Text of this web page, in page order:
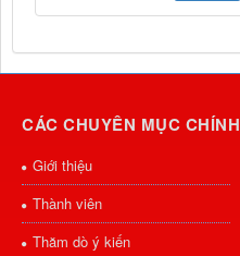
CÁC CHUYÊN MỤC CHÍNH
Giới thiệu
Thành viên
Thăm dò ý kiến